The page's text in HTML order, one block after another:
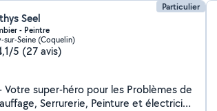
Particulier
Seel
- Peintre
sur-Seine (Coquelin)
5 (27 avis)
Votre super-héro pour les Problèmes de
Serrurerie, Peinture et électricité